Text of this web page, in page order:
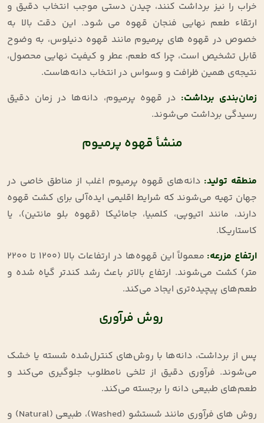
خراب را نیز برداشت کنند، چیدن دستی موجب انتخاب دقیق و
ارتقاء طعم نهایی فنجان قهوه می‌ شود. این دقت بالا به‌
خصوص در قهوه‌ های پرمیوم مانند قهوه دنیلوس، به وضوح
قابل تشخیص است، چرا که طعم، عطر و کیفیت نهایی محصول،
نتیجه‌ی همین ظرافت و وسواس در انتخاب دانه‌هاست.
زمان‌بندی برداشت: در قهوه پرمیوم، دانه‌ها در زمان دقیق
رسیدگی برداشت می‌شوند.
منشأ قهوه پرمیوم
منطقه تولید: دانه‌های قهوه پرمیوم اغلب از مناطق خاصی در
جهان تهیه می‌شوند که شرایط اقلیمی ایده‌آلی برای کشت قهوه
دارند، مانند اتیوپی، کلمبیا، جامائیکا (قهوه بلو مانتین)، یا
کاستاریکا.
ارتفاع مزرعه:
معمولاً این قهوه‌ها در ارتفاعات بالا (۱۲۰۰ تا ۲۲۰۰
متر) کشت می‌شوند. ارتفاع بالاتر باعث رشد کندتر گیاه شده و
طعم‌های پیچیده‌تری ایجاد می‌کند.
روش فرآوری
پس از برداشت، دانه‌ها با روش‌های کنترل‌شده شسته یا خشک
می‌شوند. فرآوری دقیق از تلخی نامطلوب جلوگیری می‌کند و
طعم‌های طبیعی دانه را برجسته می‌کند.
روش‌ های فرآوری مانند شستشو (Washed)، طبیعی (Natural) و